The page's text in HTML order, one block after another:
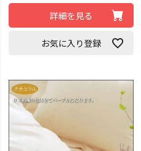
詳細を見る
お気に入り登録